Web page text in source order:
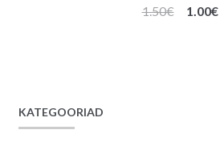
1.50€
Algne
1.00€
KATEGOORIAD